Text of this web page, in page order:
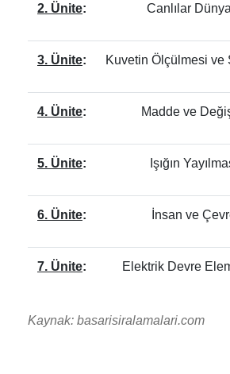
2. Ünite: Canlılar
3. Ünite: Kuvetin Ölçülmesi ve
4. Ünite: Madde ve
5. Ünite: Işığın
6. Ünite: İnsan ve
7. Ünite: Elektrik Devre
Kaynak: basarisiralamalari.com